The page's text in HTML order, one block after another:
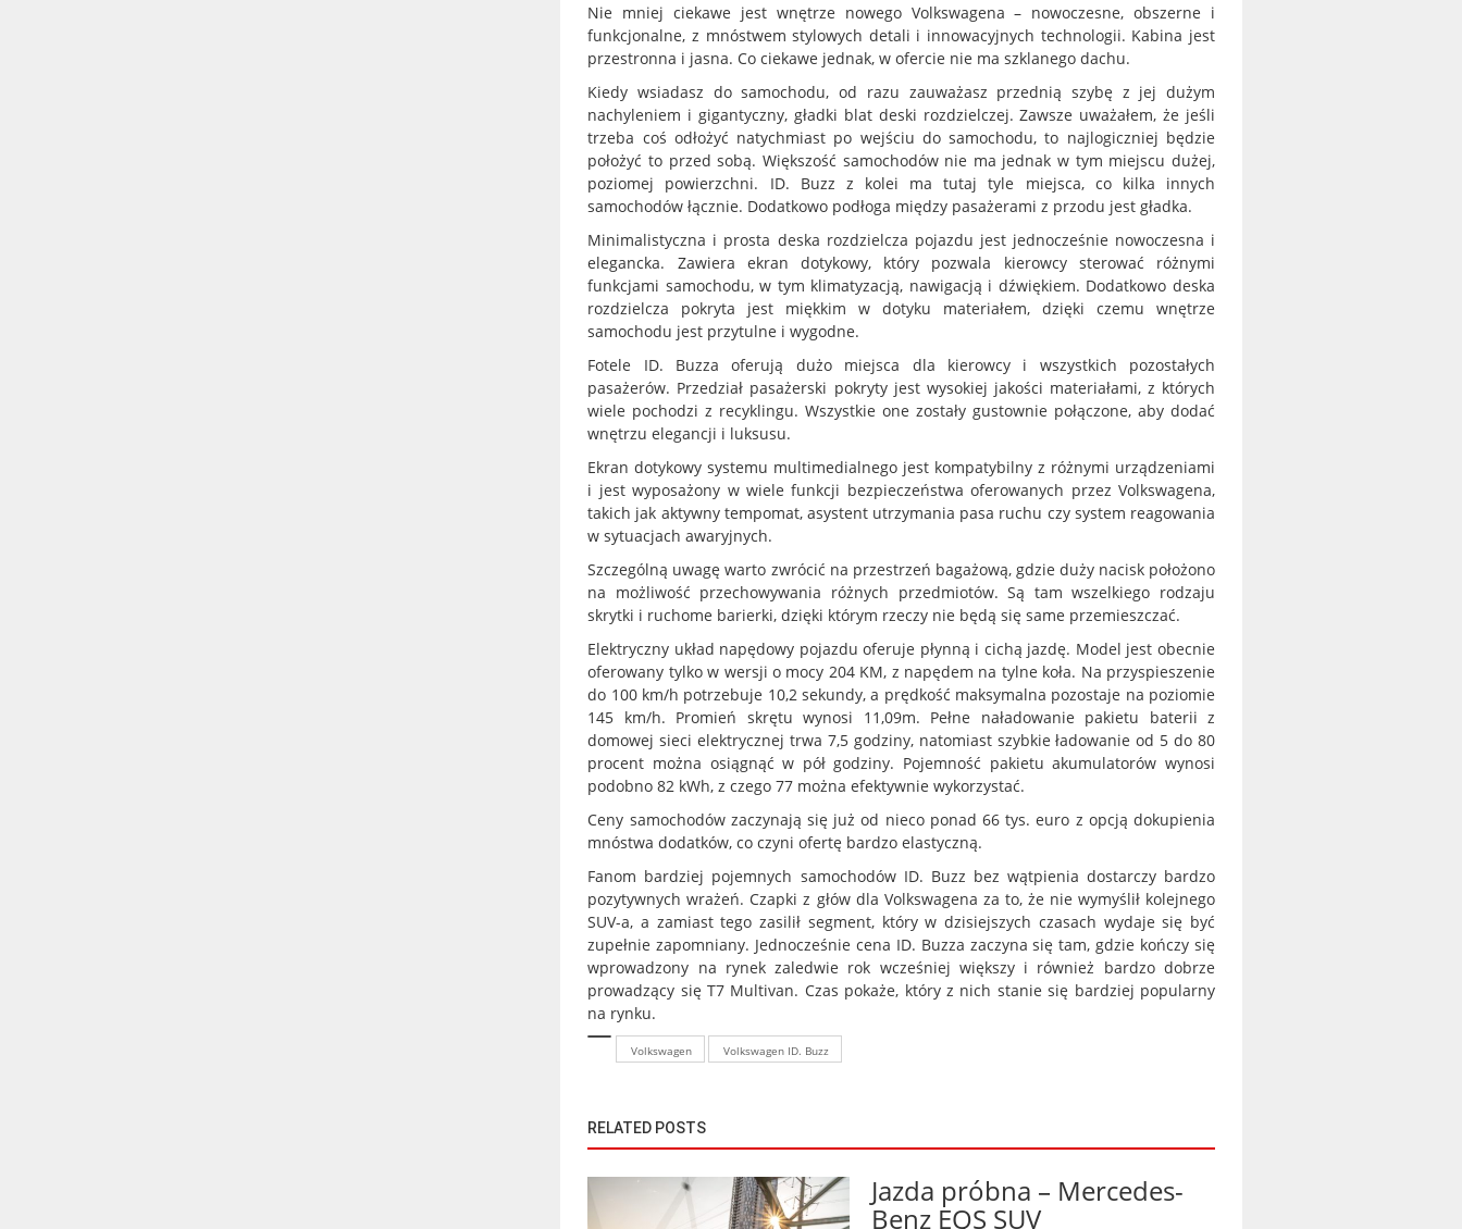
Nie mniej ciekawe jest wnętrze nowego Volkswagena – nowoczesne, obszerne i
funkcjonalne, z mnóstwem stylowych detali i innowacyjnych technologii. Kabina jest
przestronna i jasna. Co ciekawe jednak, w ofercie nie ma szklanego dachu.
Kiedy wsiadasz do samochodu, od razu zauważasz przednią szybę z jej dużym
nachyleniem i gigantyczny, gładki blat deski rozdzielczej. Zawsze uważałem, że jeśli
trzeba coś odłożyć natychmiast po wejściu do samochodu, to najlogiczniej będzie
położyć to przed sobą. Większość samochodów nie ma jednak w tym miejscu dużej,
poziomej powierzchni. ID. Buzz z kolei ma tutaj tyle miejsca, co kilka innych
samochodów łącznie. Dodatkowo podłoga między pasażerami z przodu jest gładka.
Minimalistyczna i prosta deska rozdzielcza pojazdu jest jednocześnie nowoczesna i
elegancka. Zawiera ekran dotykowy, który pozwala kierowcy sterować różnymi
funkcjami samochodu, w tym klimatyzacją, nawigacją i dźwiękiem. Dodatkowo deska
rozdzielcza pokryta jest miękkim w dotyku materiałem, dzięki czemu wnętrze
samochodu jest przytulne i wygodne.
Fotele ID. Buzza oferują dużo miejsca dla kierowcy i wszystkich pozostałych
pasażerów. Przedział pasażerski pokryty jest wysokiej jakości materiałami, z których
wiele pochodzi z recyklingu. Wszystkie one zostały gustownie połączone, aby dodać
wnętrzu elegancji i luksusu.
Ekran dotykowy systemu multimedialnego jest kompatybilny z różnymi urządzeniami
i jest wyposażony w wiele funkcji bezpieczeństwa oferowanych przez Volkswagena,
takich jak aktywny tempomat, asystent utrzymania pasa ruchu czy system reagowania
w sytuacjach awaryjnych.
Szczególną uwagę warto zwrócić na przestrzeń bagażową, gdzie duży nacisk położono
na możliwość przechowywania różnych przedmiotów. Są tam wszelkiego rodzaju
skrytki i ruchome barierki, dzięki którym rzeczy nie będą się same przemieszczać.
Elektryczny układ napędowy pojazdu oferuje płynną i cichą jazdę. Model jest obecnie
oferowany tylko w wersji o mocy 204 KM, z napędem na tylne koła. Na przyspieszenie
do 100 km/h potrzebuje 10,2 sekundy, a prędkość maksymalna pozostaje na poziomie
145 km/h. Promień skrętu wynosi 11,09m. Pełne naładowanie pakietu baterii z
domowej sieci elektrycznej trwa 7,5 godziny, natomiast szybkie ładowanie od 5 do 80
procent można osiągnąć w pół godziny. Pojemność pakietu akumulatorów wynosi
podobno 82 kWh, z czego 77 można efektywnie wykorzystać.
Ceny samochodów zaczynają się już od nieco ponad 66 tys. euro z opcją dokupienia
mnóstwa dodatków, co czyni ofertę bardzo elastyczną.
Fanom bardziej pojemnych samochodów ID. Buzz bez wątpienia dostarczy bardzo
pozytywnych wrażeń. Czapki z głów dla Volkswagena za to, że nie wymyślił kolejnego
SUV-a, a zamiast tego zasilił segment, który w dzisiejszych czasach wydaje się być
zupełnie zapomniany. Jednocześnie cena ID. Buzza zaczyna się tam, gdzie kończy się
wprowadzony na rynek zaledwie rok wcześniej większy i również bardzo dobrze
prowadzący się T7 Multivan. Czas pokaże, który z nich stanie się bardziej popularny
na rynku.
Volkswagen Volkswagen ID. Buzz
RELATED POSTS
Jazda próbna – Mercedes-
Benz EQS SUV